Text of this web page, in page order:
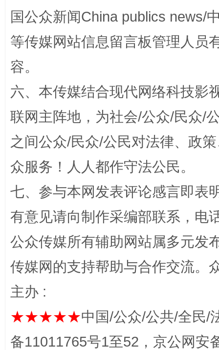
完善运行机制助力责任有效落实 一纸欠
东山县通报“牛蛙产品抗生素超标问题” 法
千年窑火 生生不息 一
国公众新闻China publics news/
等传媒网站信息留言板管理人员
容。
六、本传媒结合现代网络科技影
联网主阵地，为社会/公众/民众/
之间公众/民众/公民对法律、政
众服务！人人都作守法公民。
七、参与本网发表评论感言即表
有意见请向制作采编部联系，电
公众传媒所有辅助网站属多元发
传媒网的支持帮助与合作交流。
主办 :
★★★★★中国/公众/公共/全民/
备11011765号1至52，京公网安